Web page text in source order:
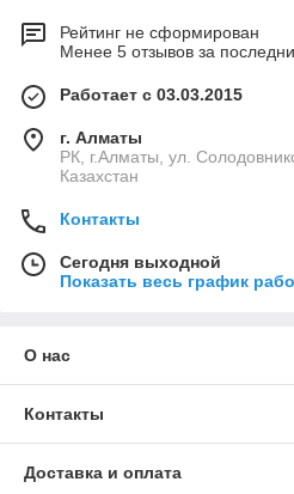
Рейтинг не сформирован
Менее 5 отзывов за
Работает с 03.03.2015
г. Алматы
РК, г.Алматы, ул.
Казахстан
Контакты
Сегодня выходной
Показать весь график
О нас
Контакты
Доставка и оплата